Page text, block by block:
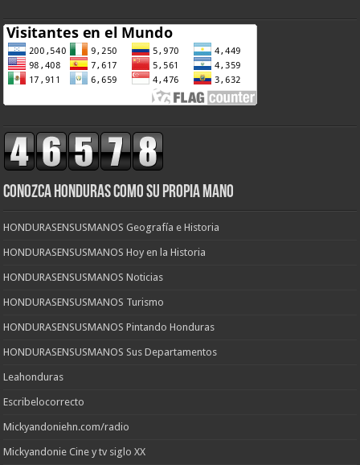
CONOZCA HONDURAS COMO SU PROPIA MANO
HONDURASENSUSMANOS Geografía e Historia
HONDURASENSUSMANOS Hoy en la Historia
HONDURASENSUSMANOS Noticias
HONDURASENSUSMANOS Turismo
HONDURASENSUSMANOS Pintando Honduras
HONDURASENSUSMANOS Sus Departamentos
Leahonduras
Escribelocorrecto
Mickyandoniehn.com/radio
Mickyandonie Cine y tv siglo XX